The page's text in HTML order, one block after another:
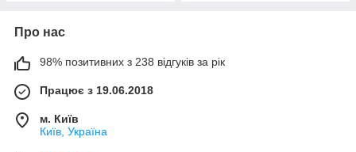
Про нас
98% позитивних з 238 відгуків за рік
Працює з 19.06.2018
м. Київ
Київ, Україна